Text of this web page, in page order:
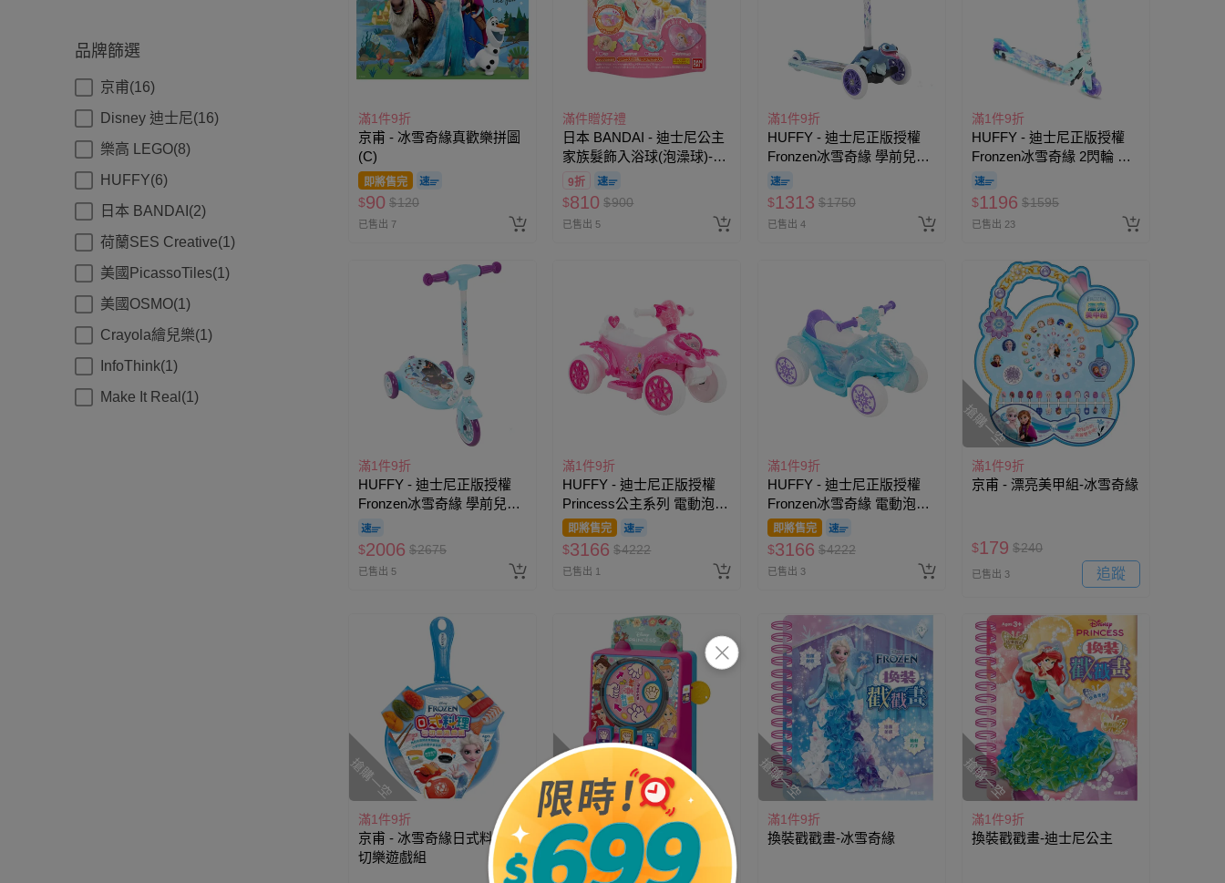
品牌篩選
京甫(16)
Disney 迪士尼(16)
樂高 LEGO(8)
HUFFY(6)
日本 BANDAI(2)
荷蘭SES Creative(1)
美國PicassoTiles(1)
美國OSMO(1)
Crayola繪兒樂(1)
InfoThink(1)
Make It Real(1)
滿1件9折
京甫 - 冰雪奇緣真歡樂拼圖
(C)
即將售完
$90 $120
已售出 7
滿件贈好禮
日本 BANDAI - 迪士尼公主
家族髮飾入浴球(泡澡球)-5
入組(隨機出貨)
9折
$810 $900
已售出 5
滿1件9折
HUFFY - 迪士尼正版授權
Fronzen冰雪奇緣 學前兒童
傾斜轉向快裝滑板車
$1313 $1750
已售出 4
滿1件9折
HUFFY - 迪士尼正版授權
Fronzen冰雪奇緣 2閃輪 快
裝兒童滑板車
$1196 $1595
已售出 23
滿1件9折
HUFFY - 迪士尼正版授權
Fronzen冰雪奇緣 學前兒童
泡泡滑板車
$2006 $2675
已售出 5
滿1件9折
HUFFY - 迪士尼正版授權
Princess公主系列 電動泡泡
車即將售完
$3166 $4222
已售出 1
滿1件9折
HUFFY - 迪士尼正版授權
Fronzen冰雪奇緣 電動泡泡
車即將售完
$3166 $4222
已售出 3
搶購一空
滿1件9折
京甫 - 漂亮美甲組-冰雪奇緣
$179 $240
已售出 3 追蹤
搶購一空
滿1件9折
京甫 - 冰雪奇緣日式料理切
切樂遊戲組
搶購一空
滿1件9折
京甫 - 歡樂猜拳機-迪士尼公
主
搶購一空
滿1件9折
換裝戳戳畫-冰雪奇緣
搶購一空
滿1件9折
換裝戳戳畫-迪士尼公主